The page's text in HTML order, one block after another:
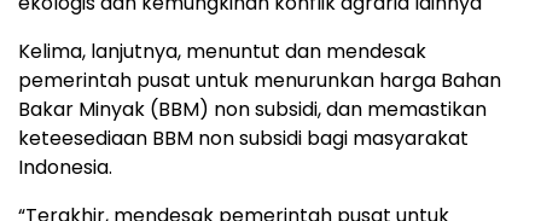
Kelima, lanjutnya, menuntut dan mendesak
pemerintah pusat untuk menurunkan harga Bahan
Bakar Minyak (BBM) non subsidi, dan memastikan
keteesediaan BBM non subsidi bagi masyarakat
Indonesia.